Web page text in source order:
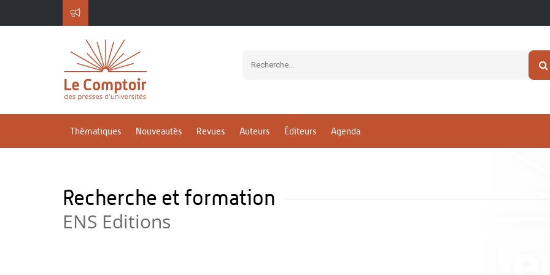
Thématiques Nouveautés Revues Auteurs Éditeurs Agenda
Recherche et formation
ENS Editions